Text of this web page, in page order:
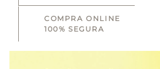
COMPRA ONLINE
100% SEGURA